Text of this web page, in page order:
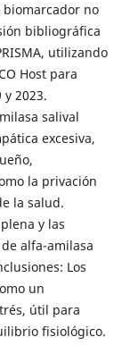
no
bibliográfica
utilizando
Host para
2023.
salival
excesiva,
la privación
la salud.
y las
alfa-amilasa
Los
un
útil para
fisiológico.